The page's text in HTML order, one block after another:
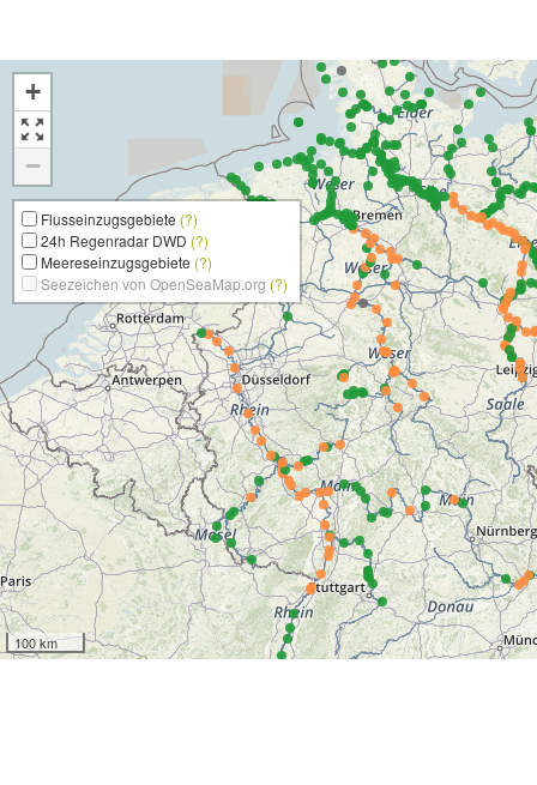
+
−
Flusseinzugsgebiete (?)
24h Regenradar DWD (?)
Meereseinzugsgebiete (?)
Seezeichen von OpenSeaMap.org (?)
100 km